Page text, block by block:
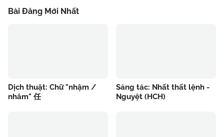
Bài Đăng Mới Nhất
Dịch thuật: Chữ "nhậm /
nhâm" 任
Sáng tác: Nhất thất lệnh -
Nguyệt (HCH)